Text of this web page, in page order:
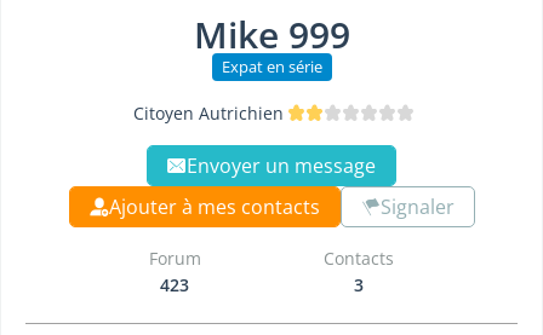
Mike 999
Expat en série
Citoyen Autrichien
Envoyer un message
Ajouter à mes contacts
Signaler
Forum
423
Contacts
3